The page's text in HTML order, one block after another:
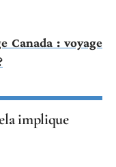
Canada : voyage
implique